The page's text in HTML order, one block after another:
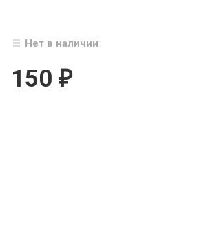
Нет в наличии
150 ₽